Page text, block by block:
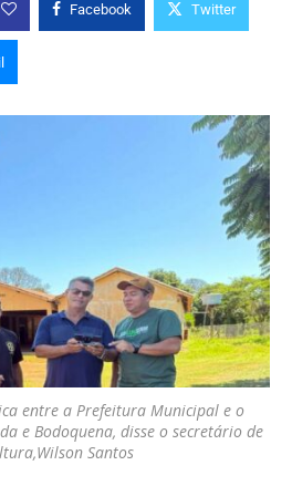
Facebook Twitter
entre a Prefeitura Municipal e o
e Bodoquena, disse o secretário de
Santos